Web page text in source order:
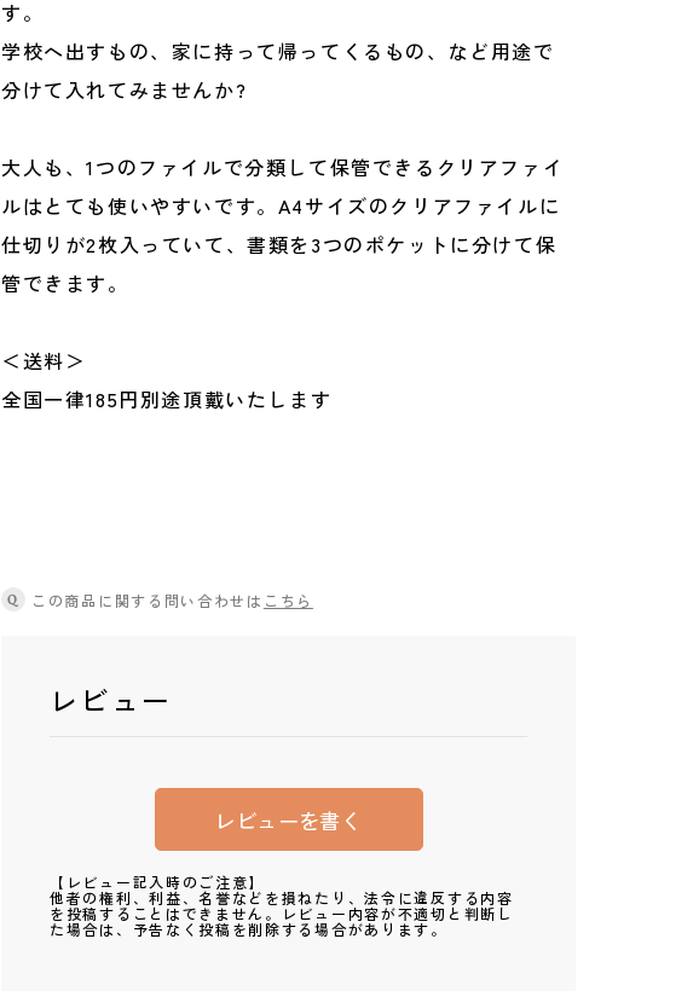
す。
学校へ出すもの、家に持って帰ってくるもの、など用途で
分けて入れてみませんか?
大人も、1つのファイルで分類して保管できるクリアファイ
ルはとても使いやすいです。A4サイズのクリアファイルに
仕切りが2枚入っていて、書類を3つのポケットに分けて保
管できます。
＜送料＞
全国一律185円別途頂戴いたします
Q この商品に関する問い合わせは こちら
レビュー
レビューを書く
【レビュー記入時のご注意】
他者の権利、利益、名誉などを損ねたり、法令に違反する内容
を投稿することはできません。レビュー内容が不適切と判断し
た場合は、予告なく投稿を削除する場合があります。